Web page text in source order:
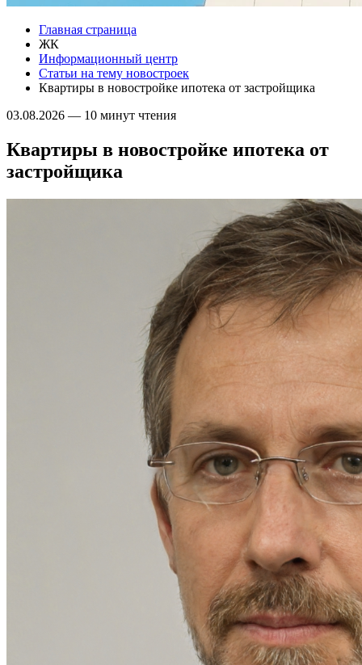
Главная страница
ЖК
Информационный центр
Статьи на тему новостроек
Квартиры в новостройке ипотека от застройщика
03.08.2026 — 10 минут чтения
Квартиры в новостройке ипотека от
застройщика